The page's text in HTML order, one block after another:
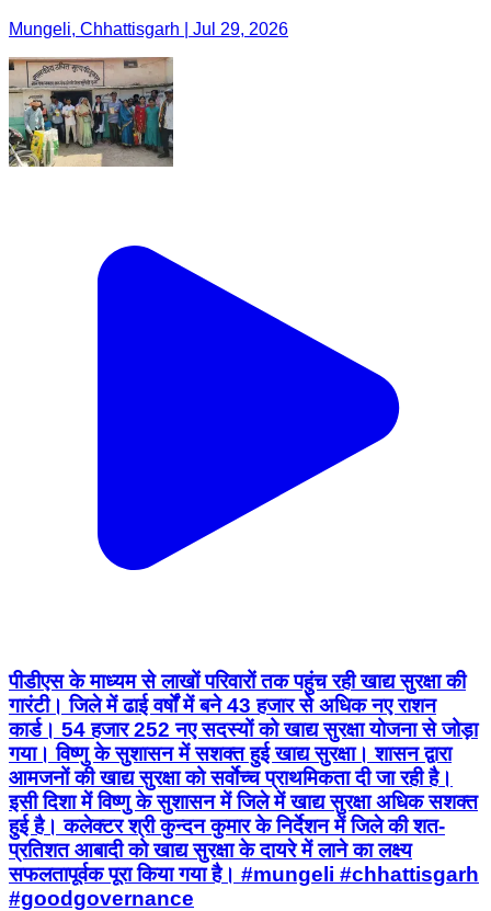
Mungeli, Chhattisgarh | Jul 29, 2026
पीडीएस के माध्यम से लाखों परिवारों तक पहुंच रही खाद्य सुरक्षा की
गारंटी। जिले में ढाई वर्षों में बने 43 हजार से अधिक नए राशन
कार्ड। 54 हजार 252 नए सदस्यों को खाद्य सुरक्षा योजना से जोड़ा
गया। विष्णु के सुशासन में सशक्त हुई खाद्य सुरक्षा। शासन द्वारा
आमजनों की खाद्य सुरक्षा को सर्वाेच्च प्राथमिकता दी जा रही है।
इसी दिशा में विष्णु के सुशासन में जिले में खाद्य सुरक्षा अधिक सशक्त
हुई है। कलेक्टर श्री कुन्दन कुमार के निर्देशन में जिले की शत-
प्रतिशत आबादी को खाद्य सुरक्षा के दायरे में लाने का लक्ष्य
सफलतापूर्वक पूरा किया गया है। #mungeli #chhattisgarh
#goodgovernance